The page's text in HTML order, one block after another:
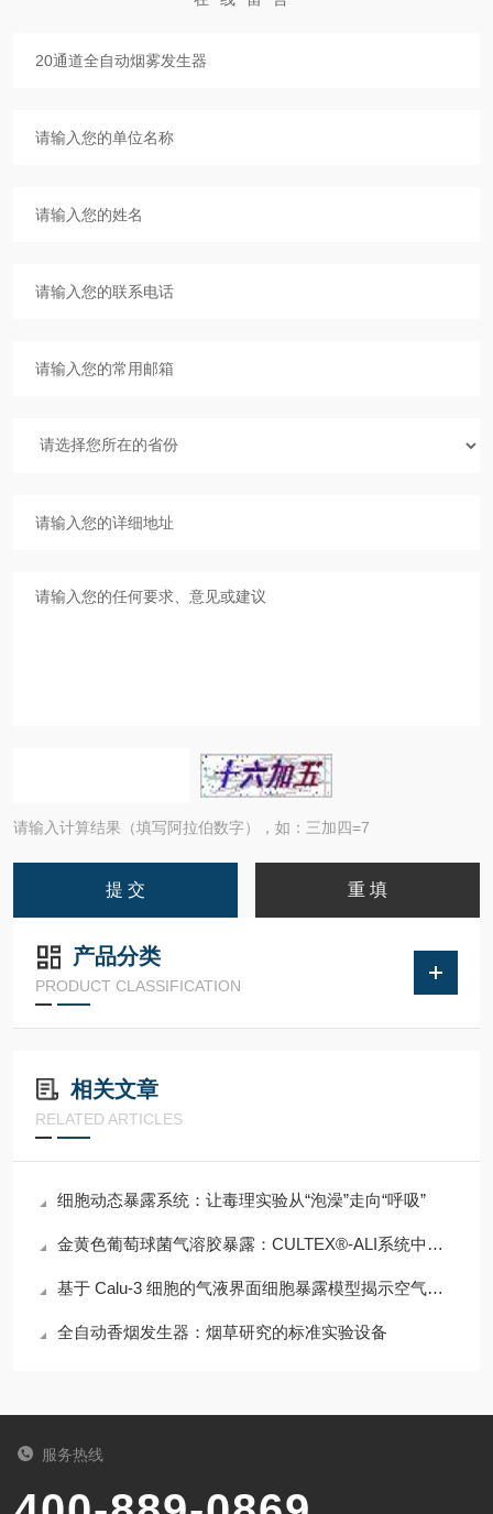
请输入计算结果（填写阿拉伯数字），如：三加四=7
产品分类
PRODUCT CLASSIFICATION
相关文章
RELATED ARTICLES
细胞动态暴露系统：让毒理实验从“泡澡”走向“呼吸”
金黄色葡萄球菌气溶胶暴露：CULTEX®-ALI系统中的细胞反应研究
基于 Calu-3 细胞的气液界面细胞暴露模型揭示空气污染对呼吸道健康机制
全自动香烟发生器：烟草研究的标准实验设备
服务热线